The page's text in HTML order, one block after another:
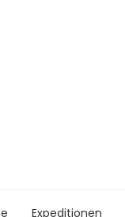
Expeditionen